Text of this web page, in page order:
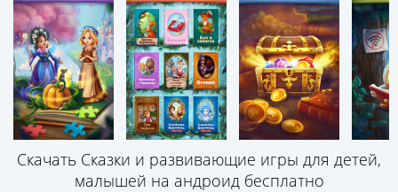
Скачать Сказки и развивающие игры для детей,
малышей на андроид бесплатно